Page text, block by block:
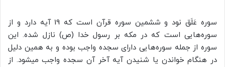
سوره عَلَق نود و ششمین سوره قرآن است که 19 آیه دارد و از
سوره‌هایی است که در مکه بر رسول خدا (ص) نازل شده. این
سوره از جمله سوره‌هایی دارای سجده واجب بوده و به همین دلیل
در هنگام خواندن یا شنیدن آیه آخر آن سجده واجب میشود. از